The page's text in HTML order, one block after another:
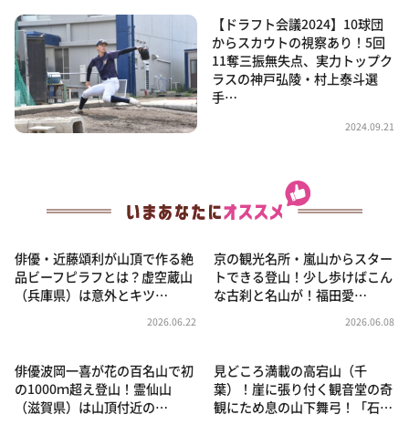
【ドラフト会議2024】10球団
からスカウトの視察あり！5回
11奪三振無失点、実力トップク
ラスの神戸弘陵・村上泰斗選
手…
2024.09.21
俳優・近藤頌利が山頂で作る絶
品ビーフピラフとは？虚空蔵山
（兵庫県）は意外とキツ…
2026.06.22
京の観光名所・嵐山からスター
トできる登山！少し歩けばこん
な古刹と名山が！福田愛…
2026.06.08
俳優波岡一喜が花の百名山で初
の1000ｍ超え登山！霊仙山
（滋賀県）は山頂付近の…
見どころ満載の高宕山（千
葉）！崖に張り付く観音堂の奇
観にため息の山下舞弓！「石…